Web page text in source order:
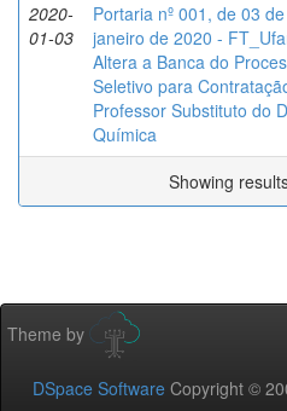
2020-
01-03
Portaria nº 001, de 03 de
janeiro de 2020 -
Altera a Banca do
Seletivo para
Professor Substituto do
Química
Showing
Theme by
DSpace Software Copyright ©